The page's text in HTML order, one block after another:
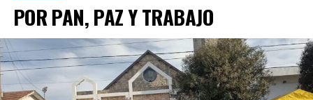
POR PAN, PAZ Y TRABAJO